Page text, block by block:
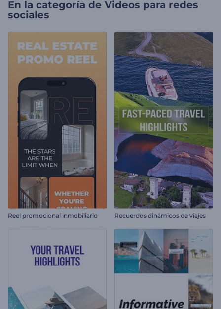
En la categoría de Videos para redes
sociales
Reel promocional inmobiliario Recuerdos dinámicos de viajes